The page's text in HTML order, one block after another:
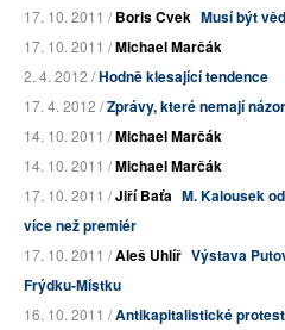
17. 10. 2011 /Boris Cvek Musí být
17. 10. 2011 /Michael Marčák
2. 4. 2012 /Hodně klesající tendence
17. 4. 2012 /Zprávy, které nemají názor
14. 10. 2011 /Michael Marčák
14. 10. 2011 /Michael Marčák
17. 10. 2011 /Jiří Baťa M. Kalousek
více než premiér
17. 10. 2011 /Aleš Uhlíř Výstava
Frýdku-Místku
16. 10. 2011 /Antikapitalistické